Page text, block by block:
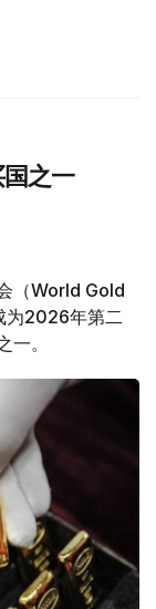
之一
（World Gold
为2026年第二
。